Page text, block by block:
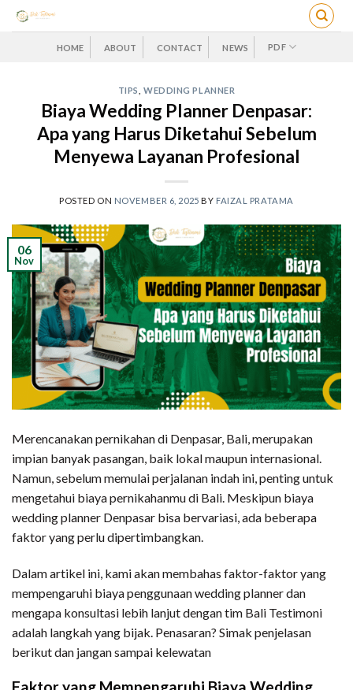
Skip
HOME ABOUT CONTACT NEWS PDF
TIPS WEDDING PLANNER
Biaya Wedding Planner Denpasar:
Apa yang Harus Diketahui Sebelum
Menyewa Layanan Profesional
POSTED ON NOVEMBER 6, 2025 BY FAIZAL PRATAMA
06
Nov
Merencanakan pernikahan di Denpasar, Bali, merupakan
impian banyak pasangan, baik lokal maupun internasional.
Namun, sebelum memulai perjalanan indah ini, penting untuk
mengetahui biaya pernikahanmu di Bali. Meskipun biaya
wedding planner Denpasar bisa bervariasi, ada beberapa
faktor yang perlu dipertimbangkan.
Dalam artikel ini, kami akan membahas faktor-faktor yang
mempengaruhi biaya penggunaan wedding planner dan
mengapa konsultasi lebih lanjut dengan tim Bali Testimoni
adalah langkah yang bijak. Penasaran? Simak penjelasan
berikut dan jangan sampai kelewatan